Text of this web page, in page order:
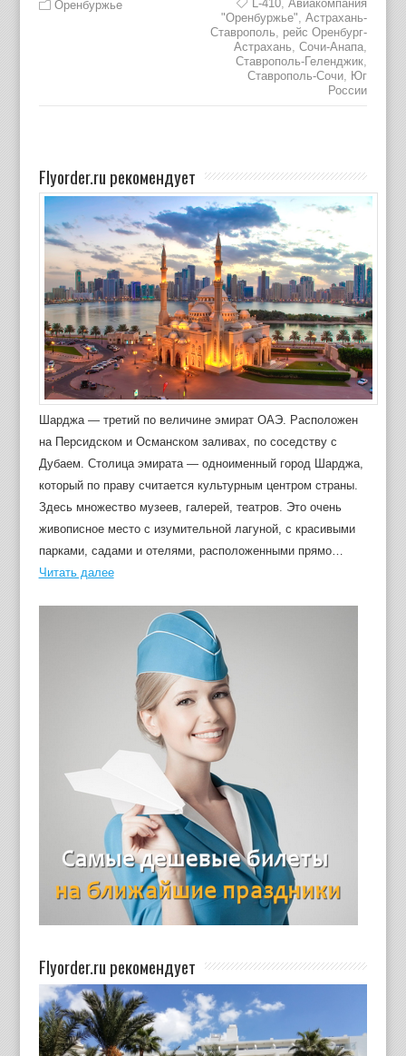
Оренбуржье L-410,Авиакомпания
"Оренбуржье",Астрахань-
Ставрополь, рейс Оренбург-
Астрахань,Сочи-Анапа,
Ставрополь-Геленджик,
Ставрополь-Сочи, Юг
России
Flyorder.ru рекомендует
Шарджа — третий по величине эмират ОАЭ. Расположен
на Персидском и Османском заливах, по соседству с
Дубаем. Столица эмирата — одноименный город Шарджа,
который по праву считается культурным центром страны.
Здесь множество музеев, галерей, театров. Это очень
живописное место с изумительной лагуной, с красивыми
парками, садами и отелями, расположенными прямо…
Читать далее
Flyorder.ru рекомендует